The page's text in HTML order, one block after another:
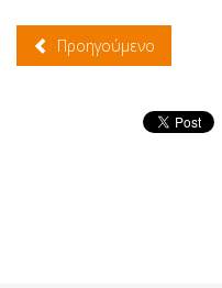
Προηγούμενο